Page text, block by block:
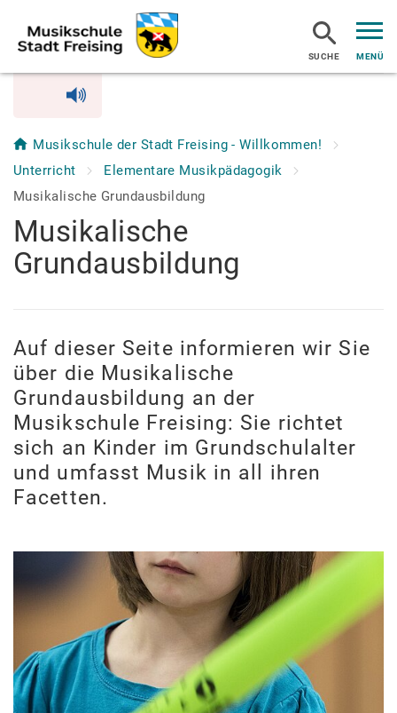
MENÜ
Musikschule der Stadt Freising - Willkommen!
Unterricht
Elementare Musikpädagogik
Musikalische Grundausbildung
Musikalische
Grundausbildung
Auf dieser Seite informieren wir Sie
über die Musikalische
Grundausbildung an der
Musikschule Freising: Sie richtet
sich an Kinder im Grundschulalter
und umfasst Musik in all ihren
Facetten.